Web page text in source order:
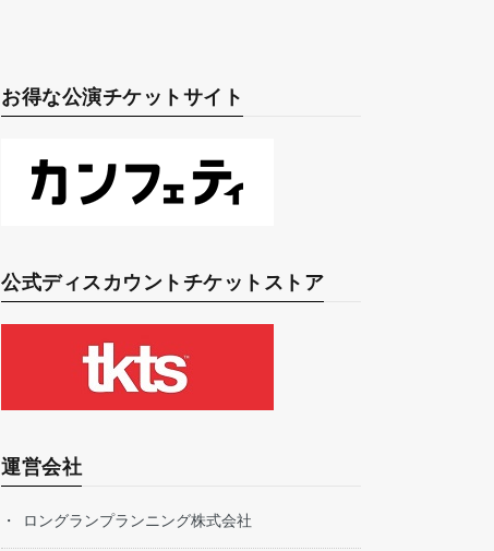
お得な公演チケットサイト
公式ディスカウントチケットストア
運営会社
ロングランプランニング株式会社